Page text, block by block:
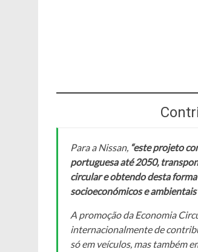
Para a Nissan, “este projeto
portuguesa até 2050,
circular e obtendo desta
socioeconómicos e
A promoção da Economia
internacionalmente de
só em veículos, mas também